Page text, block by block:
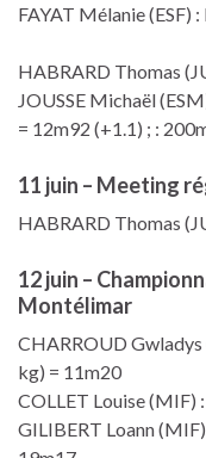
FAYAT Mélanie (ESF)
HABRARD Thomas
JOUSSE Michaël
= 12m92 (+1.1) ; :
11 juin – Meeting
HABRARD Thomas
12 juin –
Montélimar
CHARROUD
kg) = 11m20
COLLET Louise (MIF)
GILIBERT Loann